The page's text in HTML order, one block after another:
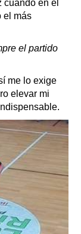
cuando en el
el más
el partido
me lo exige
elevar mi